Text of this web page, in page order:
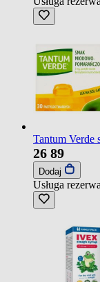
Tantum Verde
26 89
Dodaj
Usługa